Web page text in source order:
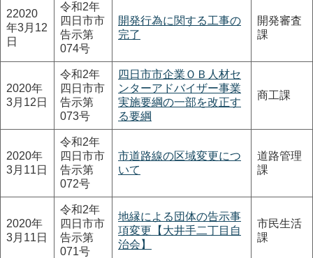
22020
年3月12
日
令和2年
四日市市
告示第
074号
開発行為に関する工事の
完了
開発審査
課
2020年
3月12日
令和2年
四日市市
告示第
073号
四日市市企業ＯＢ人材セ
ンターアドバイザー事業
実施要綱の一部を改正す
る要綱
商工課
2020年
3月11日
令和2年
四日市市
告示第
072号
市道路線の区域変更につ
いて
道路管理
課
2020年
3月11日
令和2年
四日市市
告示第
071号
地縁による団体の告示事
項変更【大井手二丁目自
治会】
市民生活
課